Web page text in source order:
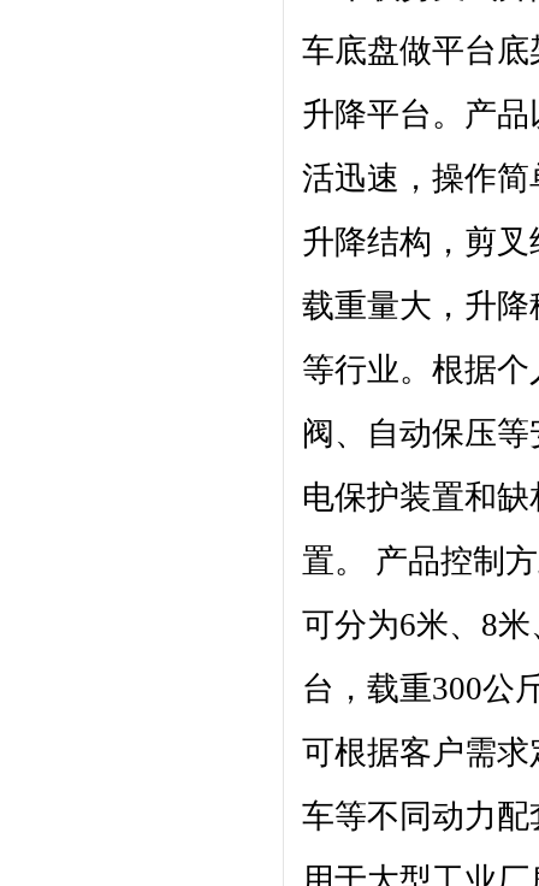
车底盘做平台
升降平台。产
活迅速，操作
升降结构，剪
载重量大，升
等行业。根据
阀、自动保压
电保护装置和
置。 产品控制
可分为6米、8
台，载重300公
可根据客户需
车等不同动力